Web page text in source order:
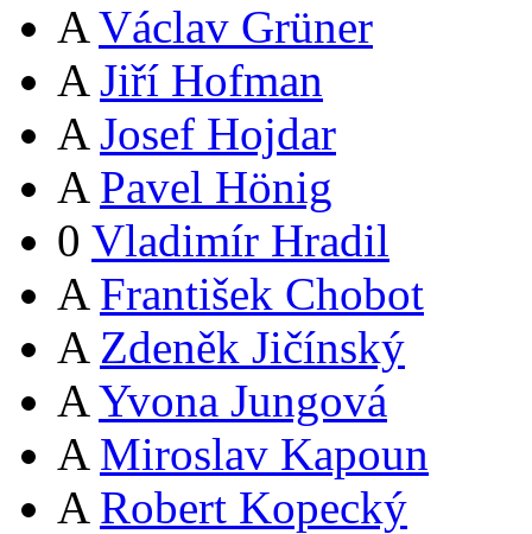
A Václav Grüner
A Jiří Hofman
A Josef Hojdar
A Pavel Hönig
0 Vladimír Hradil
A František Chobot
A Zdeněk Jičínský
A Yvona Jungová
A Miroslav Kapoun
A Robert Kopecký